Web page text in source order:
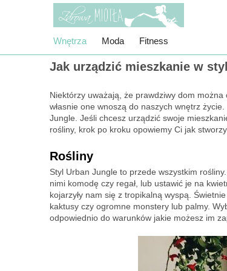
Wnętrza Moda Fitness
Jak urządzić mieszkanie w
Niektórzy uważają, że prawdziwy dom
własnie one wnoszą do naszych wnętrz
Jungle. Jeśli chcesz urządzić swoje
rośliny, krok po kroku opowiemy Ci jak
Rośliny
Styl Urban Jungle to przede wszystkim
nimi komodę czy regał, lub ustawić je na
kojarzyły nam się z tropikalną wyspą.
kaktusy czy ogromne monstery lub palmy.
odpowiednio do warunków jakie możesz im